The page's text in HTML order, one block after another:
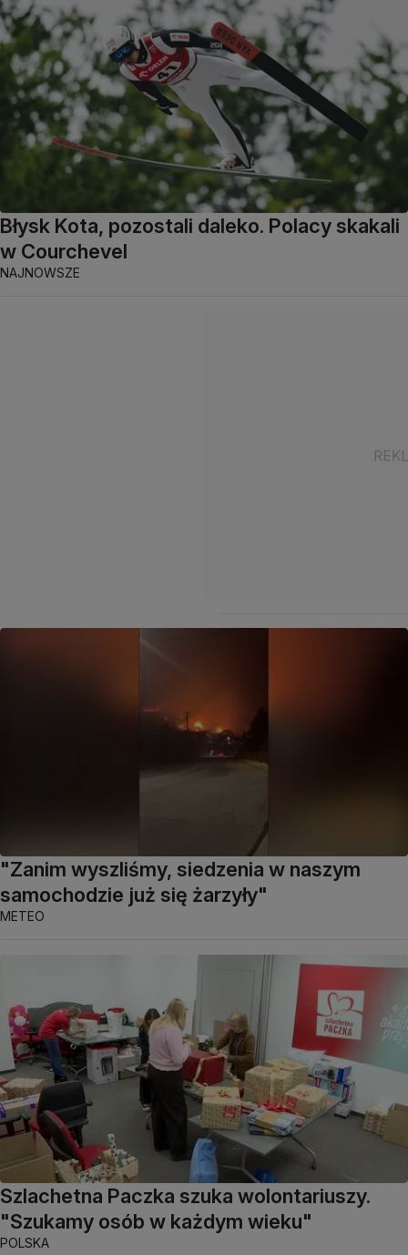
Błysk Kota, pozostali daleko. Polacy skakali
w Courchevel
NAJNOWSZE
"Zanim wyszliśmy, siedzenia w naszym
samochodzie już się żarzyły"
METEO
Szlachetna Paczka szuka wolontariuszy.
"Szukamy osób w każdym wieku"
POLSKA